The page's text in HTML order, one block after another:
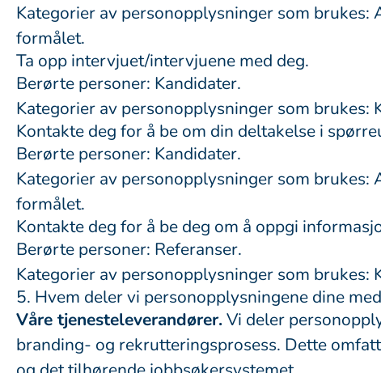
Kategorier av personopplysninger som
formålet.
Ta opp intervjuet/intervjuene med deg.
Berørte personer: Kandidater.
Kategorier av personopplysninger som brukes:
Kontakte deg for å be om din deltakelse i
Berørte personer: Kandidater.
Kategorier av personopplysninger som
formålet.
Kontakte deg for å be deg om å oppgi
Berørte personer: Referanser.
Kategorier av personopplysninger som
5. Hvem deler vi personopplysningene dine
Våre tjenesteleverandører.Vi deler
branding- og rekrutteringsprosess. Dette